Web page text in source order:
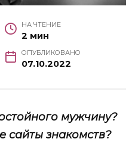
НА ЧТЕНИЕ
2 мин
ОПУБЛИКОВАНО
07.10.2022
мужчину?
сайты знакомств?